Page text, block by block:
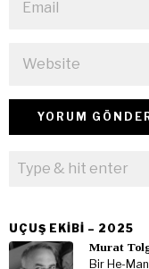
UÇUŞ EKIBI – 2025
Murat
Bir He-Man